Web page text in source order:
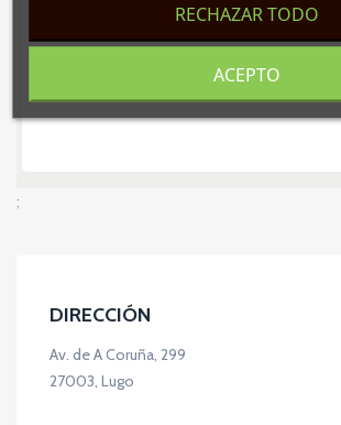
;
DIRECCIÓN
Av. de A Coruña, 299
27003, Lugo
RECHAZAR TODO
ACEPTO